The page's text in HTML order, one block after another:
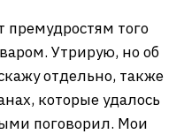
премудростям того
Утрирую, но об
отдельно, также
которые удалось
поговорил. Мои